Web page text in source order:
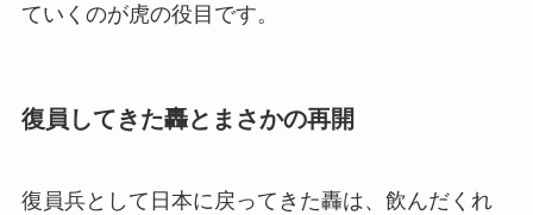
ていくのが虎の役目です。
復員してきた轟とまさかの再開
復員兵として日本に戻ってきた轟は、飲んだくれ